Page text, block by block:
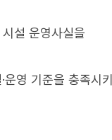
설 운영사실을
영 기준을 충족시키